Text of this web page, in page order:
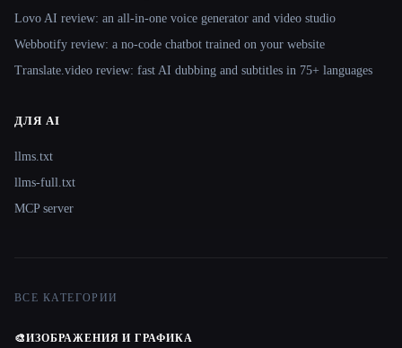
Lovo AI review: an all-in-one voice generator and video studio
Webbotify review: a no-code chatbot trained on your website
Translate.video review: fast AI dubbing and subtitles in 75+ languages
ДЛЯ AI
llms.txt
llms-full.txt
MCP server
ВСЕ КАТЕГОРИИ
🎨ИЗОБРАЖЕНИЯ И ГРАФИКА